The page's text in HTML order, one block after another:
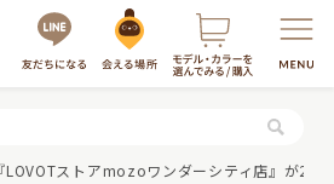
服・グッズの購入はこちら
LOVOTストアmozoワンダーシティ店』が